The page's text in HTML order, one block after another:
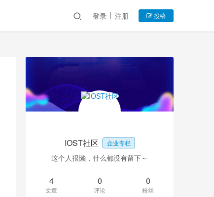
登录 注册 投稿
IOST社区 企业专栏
这个人很懒，什么都没有留下～
4
文章
0
评论
0
粉丝